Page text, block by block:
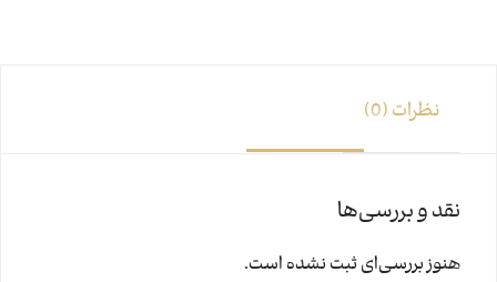
نظرات (0)
نقد و بررسی‌ها
هنوز بررسی‌ای ثبت نشده است.